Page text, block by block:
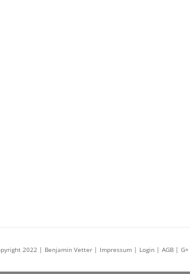
2022 | Benjamin Vetter | Impressum | Login | AGB | G+